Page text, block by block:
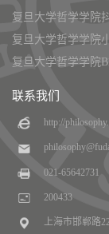
复旦大学哲学学院
复旦大学哲学学院
复旦大学哲学学院
联系我们
http://
021-65642731
200433
上海市邯郸路